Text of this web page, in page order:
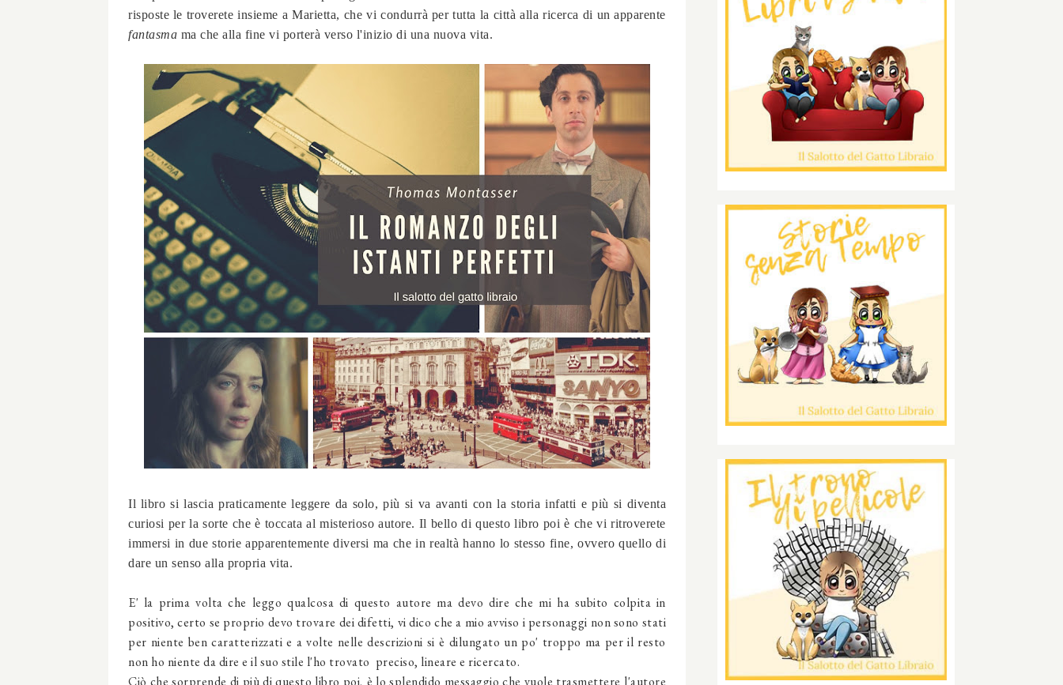
risposte le troverete insieme a Marietta, che vi condurrà per tutta la città alla ricerca di un apparente
fantasma ma che alla fine vi porterà verso l'inizio di una nuova vita.
Il libro si lascia praticamente leggere da solo, più si va avanti con la storia infatti e più si diventa
curiosi per la sorte che è toccata al misterioso autore. Il bello di questo libro poi è che vi ritroverete
immersi in due storie apparentemente diversi ma che in realtà hanno lo stesso fine, ovvero quello di
dare un senso alla propria vita.
E' la prima volta che leggo qualcosa di questo autore ma devo dire che mi ha subito colpita in
positivo, certo se proprio devo trovare dei difetti, vi dico che a mio avviso i personaggi non sono stati
per niente ben caratterizzati e a volte nelle descrizioni si è dilungato un po' troppo ma per il resto
non ho niente da dire e il suo stile l'ho trovato preciso, lineare e ricercato.
Ciò che sorprende di più di questo libro poi, è lo splendido messaggio che vuole trasmettere l'autore